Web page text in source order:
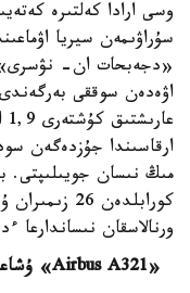
وسى ارادا كەلتىرە
سۇراۋىمەن سيريا
«دجەبحات ان- نۋسرى»
اۋەدەن سوققى
مىڭ نىسان جويىلىپتى.
كورابلدەن
ورنالاسقان نىساندارعا
«Airbus A321»